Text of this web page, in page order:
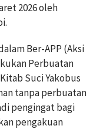
2026 oleh
Ber-APP (Aksi
Perbuatan
Suci Yakobus
tanpa perbuatan
pengingat bagi
pengakuan